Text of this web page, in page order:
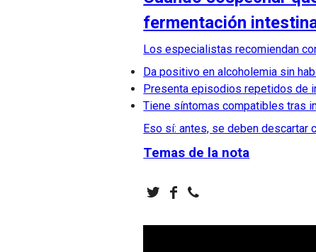
fermentación
Los especialistas recomiendan
Da positivo en alcoholemia sin
Presenta episodios repetidos de
Tiene síntomas compatibles tras
Eso sí: antes, se deben descartar
Temas de la nota